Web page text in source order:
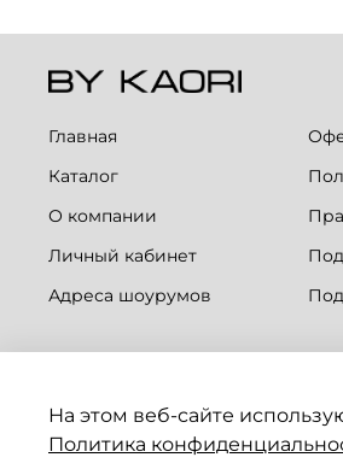
Главная
Каталог
О компании
Личный кабинет
Адреса шоурумов
Написать нам вTelegram/Max
На этом веб-сайте
Политика